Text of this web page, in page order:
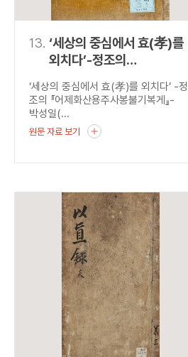
13. ‘세상의 중심에서 효(孝)를
외치다’-정조의
『어제화산용주사봉불기복게
』-
‘세상의 중심에서 효(孝)를 외치다’ -정
조의 『어제화산용주사봉불기복게』-
박성일(...
원문 자료 보기